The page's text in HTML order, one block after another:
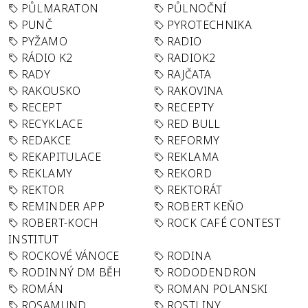
PŮLMARATON
PŮLNOČNÍ
PUNČ
PYROTECHNIKA
PYŽAMO
RADIO
RÁDIO K2
RADIOK2
RADY
RAJČATA
RAKOUSKO
RAKOVINA
RECEPT
RECEPTY
RECYKLACE
RED BULL
REDAKCE
REFORMY
REKAPITULACE
REKLAMA
REKLAMY
REKORD
REKTOR
REKTORÁT
REMINDER APP
ROBERT KEŇO
ROBERT-KOCH
INSTITUT
ROCK CAFÉ CONTEST
ROCKOVÉ VÁNOCE
RODINA
RODINNÝ DM BĚH
RODODENDRON
ROMÁN
ROMAN POLANSKI